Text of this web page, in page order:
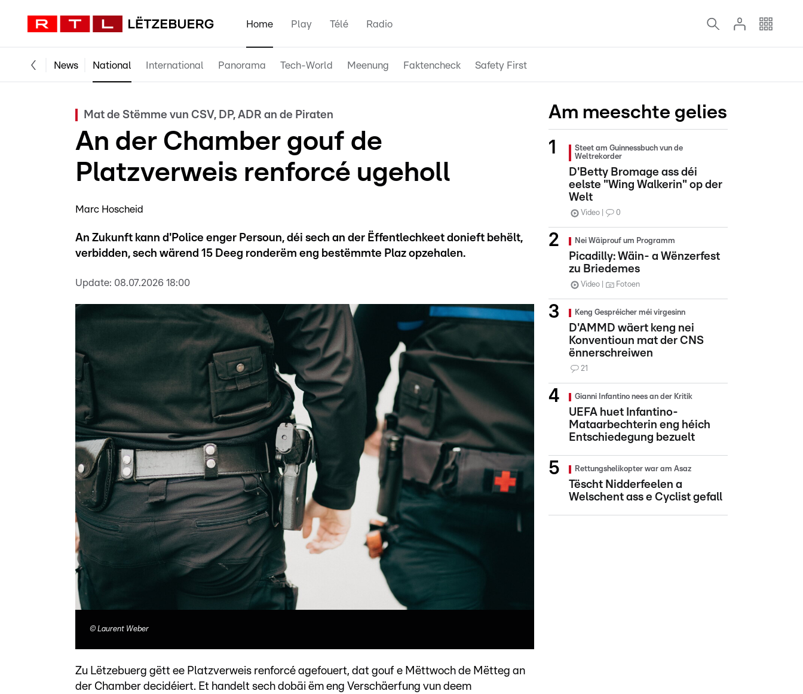
Home Play Télé Radio
News National International Panorama Tech-World Meenung Faktencheck Safety First
Mat de Stëmme vun CSV, DP, ADR an de Piraten
An der Chamber gouf de
Platzverweis renforcé ugeholl
Marc Hoscheid
An Zukunft kann d'Police enger Persoun, déi sech an der Ëffentlechkeet donieft behëlt,
verbidden, sech wärend 15 Deeg ronderëm eng bestëmmte Plaz opzehalen.
Update: 08.07.2026 18:00
© Laurent Weber
Zu Lëtzebuerg gëtt ee Platzverweis renforcé agefouert, dat gouf e Mëttwoch de Mëtteg an
der Chamber decidéiert. Et handelt sech dobäi ëm eng Verschäerfung vun deem
Am meeschte gelies
Steet am Guinnessbuch vun de
Weltrekorder
D'Betty Bromage ass déi
eelste "Wing Walkerin" op der
Welt
Video 0
Nei Wäiprouf um Programm
Picadilly: Wäin- a Wënzerfest
zu Briedemes
Video Fotoen
Keng Gespréicher méi virgesinn
D'AMMD wäert keng nei
Konventioun mat der CNS
ënnerschreiwen
21
Gianni Infantino nees an der Kritik
UEFA huet Infantino-
Mataarbechterin eng héich
Entschiedegung bezuelt
Rettungshelikopter war am Asaz
Tëscht Nidderfeelen a
Welschent ass e Cyclist gefall